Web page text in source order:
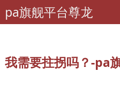
pa旗舰平台尊龙
pa旗舰平台尊龙 专题 本期话题
我需要拄拐吗？-pa